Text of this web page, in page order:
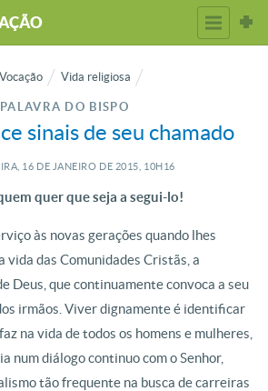
Vocação Vida religiosa
PALAVRA DO BISPO
sinais de seu chamado
16 DE JANEIRO DE 2015, 10H16
quer que seja a segui-lo!
às novas gerações quando lhes
vida das Comunidades Cristãs, a
Deus, que continuamente convoca a seu
irmãos. Viver dignamente é identificar
na vida de todos os homens e mulheres,
num diálogo continuo com o Senhor,
tão frequente na busca de carreiras